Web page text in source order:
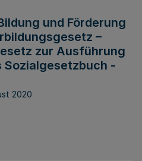
und Förderung
–
zur Ausführung
Sozialgesetzbuch -
2020